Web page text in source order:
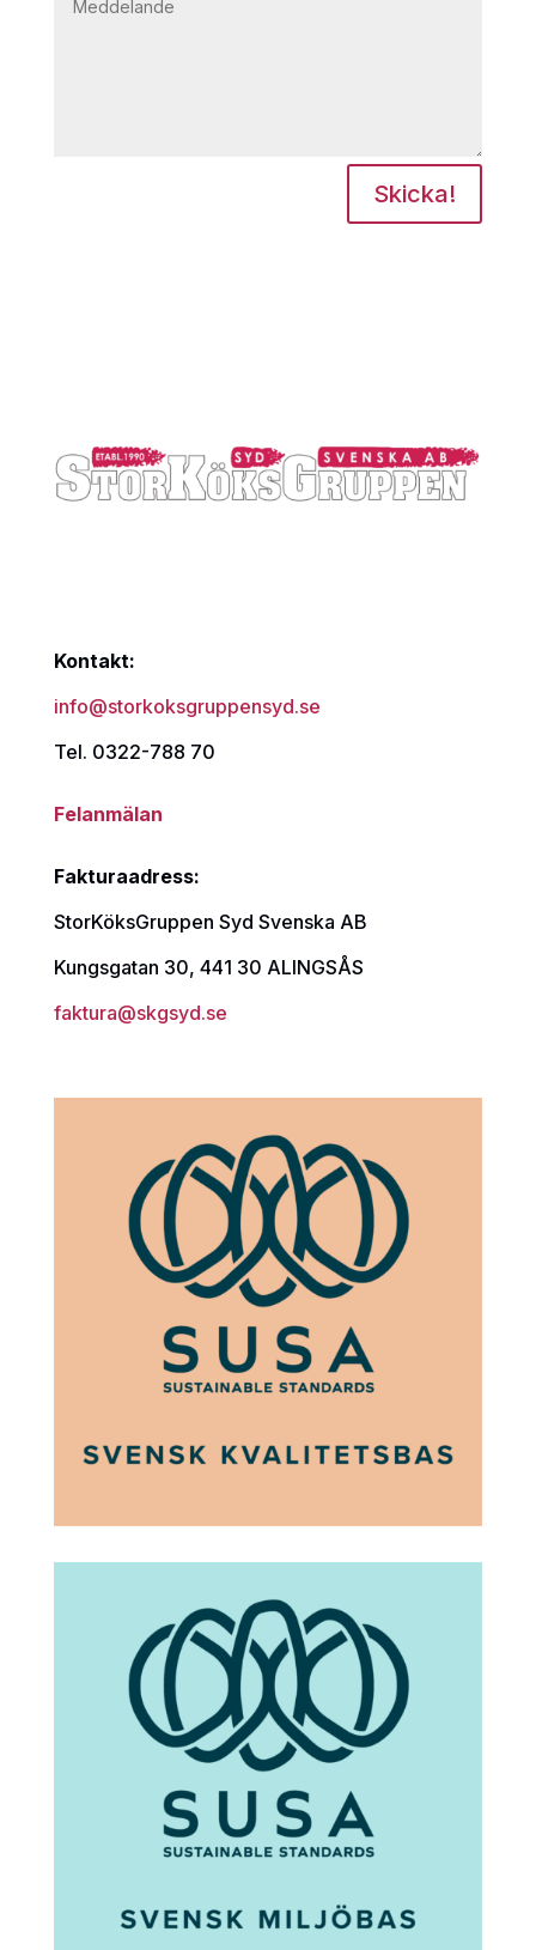
Skicka!
Kontakt:
info@storkoksgruppensyd.se
Tel. 0322-788 70
Felanmälan
Fakturaadress:
StorKöksGruppen Syd Svenska AB
Kungsgatan 30, 441 30 ALINGSÅS
faktura@skgsyd.se